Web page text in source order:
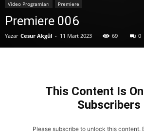
Video Programları Premiere
Premiere 006
Yazar Cesur Akgül - 11 Mart 2023 69 0
This Content Is
Subscribers
Please subscribe to unlock this content.